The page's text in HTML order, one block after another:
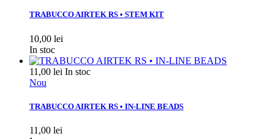
TRABUCCO AIRTEK RS • STEM KIT
10,00 lei
In stoc
11,00 lei In stoc
Nou
TRABUCCO AIRTEK RS • IN-LINE BEADS
11,00 lei